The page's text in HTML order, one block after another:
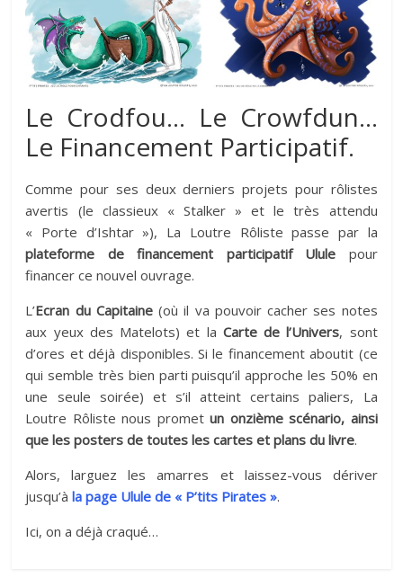
Le Crodfou… Le Crowfdun…
Le Financement Participatif.
Comme pour ses deux derniers projets pour rôlistes
avertis (le classieux « Stalker » et le très attendu
« Porte d’Ishtar »), La Loutre Rôliste passe par la
plateforme de financement participatif Ulule pour
financer ce nouvel ouvrage.
L’Ecran du Capitaine(où il va pouvoir cacher ses notes
aux yeux des Matelots) et la Carte de l’Univers, sont
d’ores et déjà disponibles. Si le financement aboutit (ce
qui semble très bien parti puisqu’il approche les 50% en
une seule soirée) et s’il atteint certains paliers, La
Loutre Rôliste nous prometun onzième scénario, ainsi
que les posters de toutes les cartes et plans du livre.
Alors, larguez les amarres et laissez-vous dériver
jusqu’àla page Ulule de « P’tits Pirates ».
Ici, on a déjà craqué…